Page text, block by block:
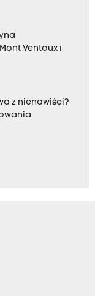
Ventoux i
z nienawiści?